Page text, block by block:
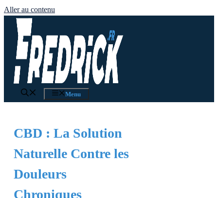
Aller au contenu
Menu
CBD : La Solution
Naturelle Contre les
Douleurs
Chroniques